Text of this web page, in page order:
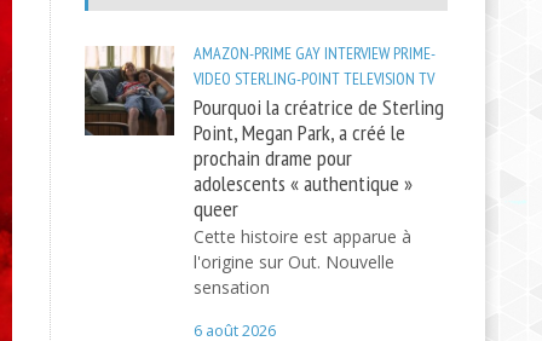
AMAZON-PRIME GAY INTERVIEW PRIME-
VIDEO STERLING-POINTTELEVISION TV
Pourquoi la créatrice de Sterling
Point, Megan Park, a créé le
prochain drame pour
adolescents « authentique »
queer
Cette histoire est apparue à
l'origine sur Out. Nouvelle
sensation
6 août 2026